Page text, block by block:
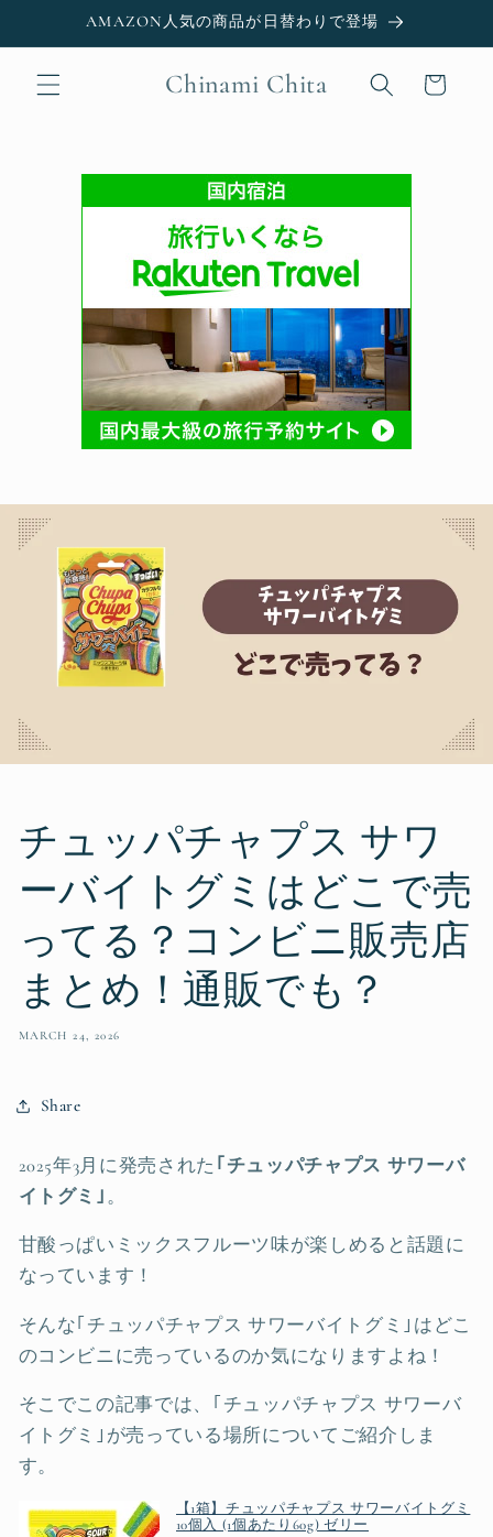
Skip toAMAZON人気の商品が日替わりで登場
Chinami Chita Cart
チュッパチャプス サワ
ーバイトグミはどこで売
ってる？コンビニ販売店
まとめ！通販でも？
MARCH 24, 2026
Share
2025年3月に発売された ｢チュッパチャプス サワーバ
イトグミ｣ 。
甘酸っぱいミックスフルーツ味が楽しめると話題に
なっています！
そんな｢チュッパチャプス サワーバイトグミ｣はどこ
のコンビニに売っているのか気になりますよね！
そこでこの記事では、｢チュッパチャプス サワーバ
イトグミ｣が売っている場所についてご紹介しま
す。
【1箱】チュッパチャプス サワーバイトグミ
10個入 (1個あたり60g) ゼリー